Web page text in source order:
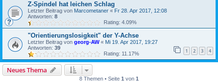
Z-Spindel hat leichen Schlag
Letzter Beitrag von Marcometaner « Fr 28. Apr 2017, 12:08
Antworten: 8
Rating: 4.09%
"Orientierungslosigkeit" der Y-Achse
Letzter Beitrag von georg-AW« Mi 19. Apr 2017, 19:27
Antworten: 39 1 2 3 4
Rating: 11.17%
Neues Thema
8 Themen • Seite 1 von 1